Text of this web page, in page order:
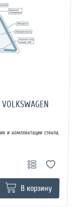
и комплектации стекла,
В корзину